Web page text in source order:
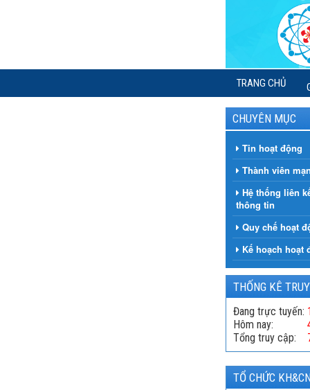
TRANG CHỦ
CHUYÊN MỤC
Tin hoạt động
Thành viên
Hệ thống liên
thông tin
Quy chế hoạt
Kế hoạch hoạt
THỐNG KÊ
Đang trực tuyến:
Hôm nay:
Tổng truy cập:
TỔ CHỨC